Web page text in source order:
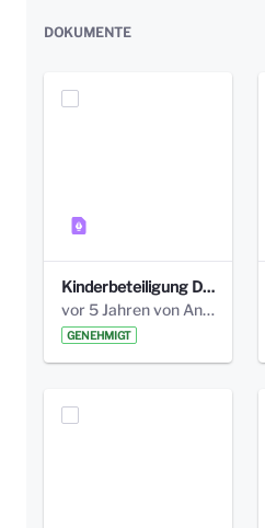
DOKUMENTE
Kinderbeteiligung Dez. 17 _Abstimmung Klettergerüst.pdf
vor 5 Jahren von Anni Schlumberger
GENEHMIGT